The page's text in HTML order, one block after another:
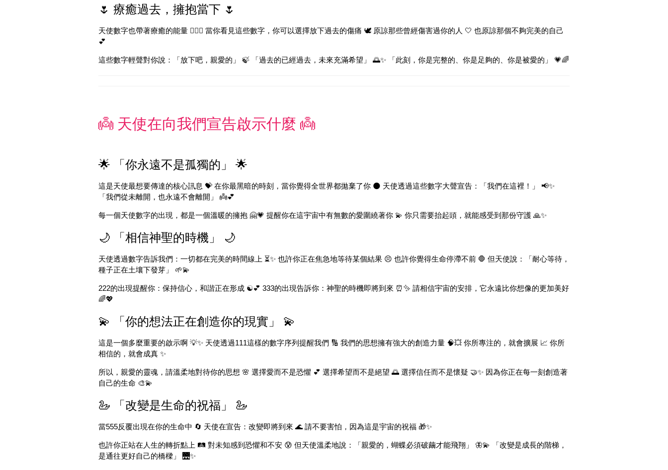
🌷 療癒過去，擁抱當下 🌷
天使數字也帶著療癒的能量 💆‍♀️✨ 當你看見這些數字，你可以選擇放下過去的傷痛 🕊️ 原諒那些曾經傷害過你的人 🤍 也原諒那個不夠完美的自己
💕
這些數字輕聲對你說：「放下吧，親愛的」 🍃 「過去的已經過去，未來充滿希望」 🌅✨ 「此刻，你是完整的、你是足夠的、你是被愛的」 💗🌈
👼 天使在向我們宣告啟示什麼 👼
🌟 「你永遠不是孤獨的」 🌟
這是天使最想要傳達的核心訊息 💝 在你最黑暗的時刻，當你覺得全世界都拋棄了你 🌑 天使透過這些數字大聲宣告：「我們在這裡！」 📢✨
「我們從未離開，也永遠不會離開」 👼💕
每一個天使數字的出現，都是一個溫暖的擁抱 🤗💗 提醒你在這宇宙中有無數的愛圍繞著你 💫 你只需要抬起頭，就能感受到那份守護 🙏✨
🌙 「相信神聖的時機」 🌙
天使透過數字告訴我們：一切都在完美的時間線上 ⏳✨ 也許你正在焦急地等待某個結果 😣 也許你覺得生命停滯不前 🛑 但天使說：「耐心等待，
種子正在土壤下發芽」 🌱💫
222的出現提醒你：保持信心，和諧正在形成 ☯️💕 333的出現告訴你：神聖的時機即將到來 ⏰✨ 請相信宇宙的安排，它永遠比你想像的更加美好
🌈💖
💫 「你的想法正在創造你的現實」 💫
這是一個多麼重要的啟示啊 💡✨ 天使透過111這樣的數字序列提醒我們 🔢 我們的思想擁有強大的創造力量 🧠💥 你所專注的，就會擴展 📈 你所
相信的，就會成真 ✨
所以，親愛的靈魂，請溫柔地對待你的思想 🌸 選擇愛而不是恐懼 💕 選擇希望而不是絕望 🌅 選擇信任而不是懷疑 🤝✨ 因為你正在每一刻創造著
自己的生命 🎨💫
🦢 「改變是生命的祝福」 🦢
當555反覆出現在你的生命中 🔄 天使在宣告：改變即將到來 🌊 請不要害怕，因為這是宇宙的祝福 🎁✨
也許你正站在人生的轉折點上 🛤️ 對未知感到恐懼和不安 😰 但天使溫柔地說：「親愛的，蝴蝶必須破繭才能飛翔」 🦋💫 「改變是成長的階梯，
是通往更好自己的橋樑」 🌉✨